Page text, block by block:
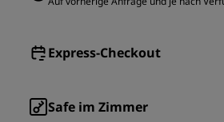
Express-Checkout
Safe im Zimmer